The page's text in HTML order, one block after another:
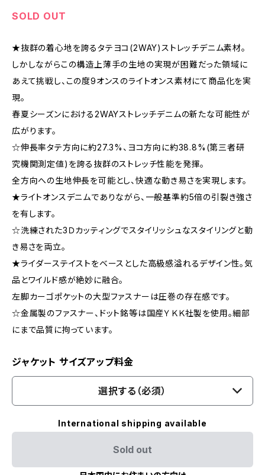
SOLD OUT
★抜群の着心地を誇るタテヨコ(2WAY)ストレッチデニム素材。
しかしながらこの構造上薄手の生地の実現が困難だった領域に
あえて挑戦し、この度9オンスのライトオンス素材にて商品化を実
現。
春夏シーズンにおける2WAYストレッチデニムの新たな可能性が
広がります。
☆伸長率タテ方向に約27.3%、ヨコ方向に約38.8%(第三者研
究機関測定値)を誇る抜群のストレッチ性能を発揮。
全方向への生地伸長を可能とし、快適な動き易さを実現します。
★ライトオンスデニムでありながら、一般基準約5倍の引裂き強さ
を有します。
☆洗練された3Ｄカッティングでスタイリッシュなスタイリングと動
き易さを両立。
★ライダーステイストをベースとした高級感溢れるデザイン性。気
品とワイルド感が絶妙に融合。
左脚カーゴポケットの大型ファスナーは圧巻の存在感です。
☆金属製のファスナー、ドット銘等は国産ＹＫＫ社製を使用。細部
にまで品質に拘っています。
ジャケット サイズアップ料金
選択する（必須）
International shipping available
Sold out